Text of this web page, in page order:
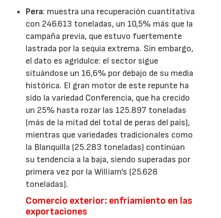
Pera: muestra una recuperación cuantitativa
con 246.613 toneladas, un 10,5% más que la
campaña previa, que estuvo fuertemente
lastrada por la sequía extrema. Sin embargo,
el dato es agridulce: el sector sigue
situándose un 16,6% por debajo de su media
histórica. El gran motor de este repunte ha
sido la variedad Conferencia, que ha crecido
un 25% hasta rozar las 125.897 toneladas
(más de la mitad del total de peras del país),
mientras que variedades tradicionales como
la Blanquilla (25.283 toneladas) continúan
su tendencia a la baja, siendo superadas por
primera vez por la William's (25.628
toneladas).
Comercio exterior: enfriamiento en las
exportaciones